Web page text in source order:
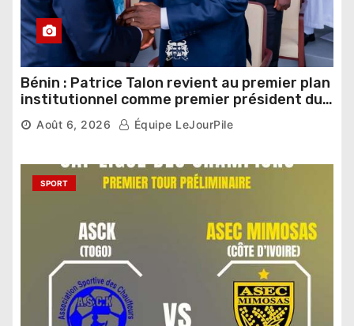
Bénin : Patrice Talon revient au premier plan
institutionnel comme premier président du
Sénat
Août 6, 2026 Équipe LeJourPile
SPORT